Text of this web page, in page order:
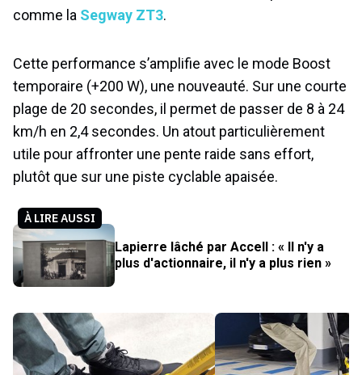
comme la Segway ZT3
Cette performance s’amplifie avec le mode Boost
temporaire (+200 W), une nouveauté. Sur une courte
plage de 20 secondes, il permet de passer de 8 à 24
km/h en 2,4 secondes. Un atout particulièrement
utile pour affronter une pente raide sans effort,
plutôt que sur une piste cyclable apaisée.
À LIRE AUSSI
Lapierre lâché par Accell : « Il n'y a
plus d'actionnaire, il n'y a plus rien »